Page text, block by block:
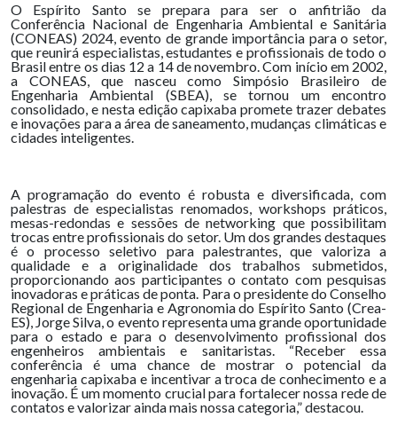
O Espírito Santo se prepara para ser o anfitrião da
Conferência Nacional de Engenharia Ambiental e Sanitária
(CONEAS) 2024, evento de grande importância para o setor,
que reunirá especialistas, estudantes e profissionais de todo o
Brasil entre os dias 12 a 14 de novembro. Com início em 2002,
a CONEAS, que nasceu como Simpósio Brasileiro de
Engenharia Ambiental (SBEA), se tornou um encontro
consolidado, e nesta edição capixaba promete trazer debates
e inovações para a área de saneamento, mudanças climáticas e
cidades inteligentes.
A programação do evento é robusta e diversificada, com
palestras de especialistas renomados, workshops práticos,
mesas-redondas e sessões de networking que possibilitam
trocas entre profissionais do setor. Um dos grandes destaques
é o processo seletivo para palestrantes, que valoriza a
qualidade e a originalidade dos trabalhos submetidos,
proporcionando aos participantes o contato com pesquisas
inovadoras e práticas de ponta. Para o presidente do Conselho
Regional de Engenharia e Agronomia do Espírito Santo (Crea-
ES), Jorge Silva, o evento representa uma grande oportunidade
para o estado e para o desenvolvimento profissional dos
engenheiros ambientais e sanitaristas. “Receber essa
conferência é uma chance de mostrar o potencial da
engenharia capixaba e incentivar a troca de conhecimento e a
inovação. É um momento crucial para fortalecer nossa rede de
contatos e valorizar ainda mais nossa categoria,” destacou.